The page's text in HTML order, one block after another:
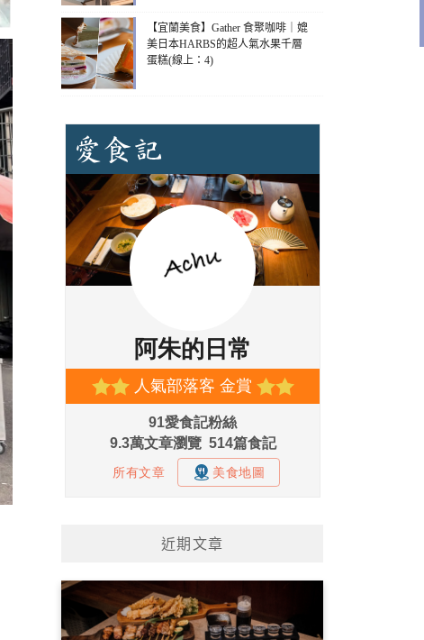
【宜蘭美食】Gather 食聚咖啡｜媲
美日本HARBS的超人氣水果千層
蛋糕(線上：4)
近期文章